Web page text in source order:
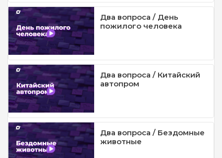
Два вопроса / День
пожилого человека
Два вопроса / Китайский
автопром
Два вопроса / Бездомные
животные